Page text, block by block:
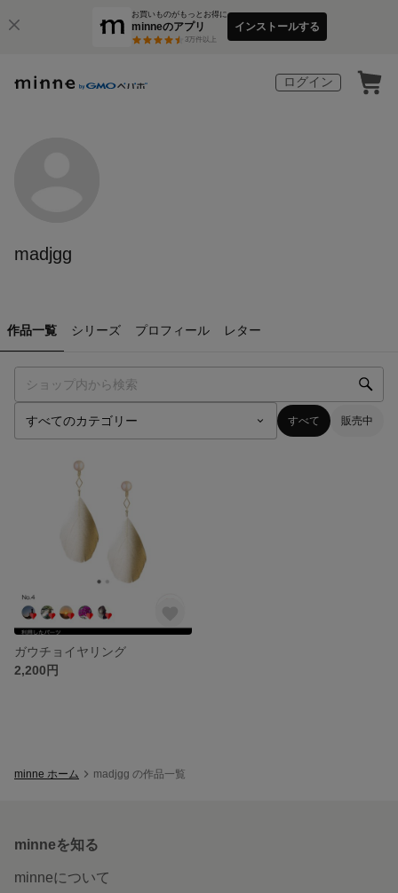
お買いものがもっとお得に
minneのアプリ
3万件以上
インストールする
ログイン
madjgg
作品一覧 シリーズ プロフィール レター
すべて 販売中
ガウチョイヤリング
2,200円
minne ホーム madjgg の作品一覧
minneを知る
minneについて